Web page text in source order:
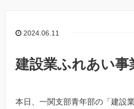
2024.06.11
建設業ふれあい事
本日、一関支部青年部の「建設